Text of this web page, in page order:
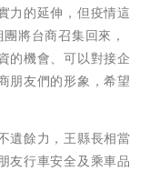
力的延伸，但疫情這
將台商召集回來，
的機會、可以對接企
朋友們的形象，希望
遺餘力，王縣長相當
友行車安全及乘車品